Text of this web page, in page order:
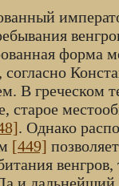
форма
согласно
В греческом
старое
. Однако
[449]